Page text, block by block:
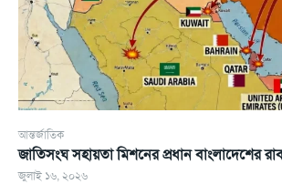
আন্তর্জাতিক
জাতিসংঘ সহায়তা মিশনের প্রধান বাংলাদেশের
জুলাই ১৬, ২০২৬